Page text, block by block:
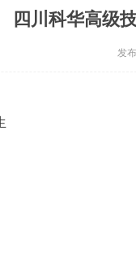
四川科华高级
发